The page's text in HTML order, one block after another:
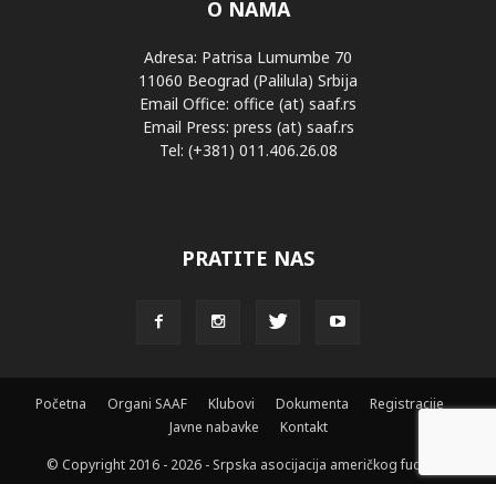
O NAMA
Adresa: Patrisa Lumumbe 70
11060 Beograd (Palilula) Srbija
Email Office: office (at) saaf.rs
Email Press: press (at) saaf.rs
Tel: (+381) 011.406.26.08
PRATITE NAS
Početna Organi SAAF Klubovi Dokumenta
Registracije
Javne nabavke
Kontakt
© Copyright 2016 - 2026 - Srpska asocijacija američkog fudbala